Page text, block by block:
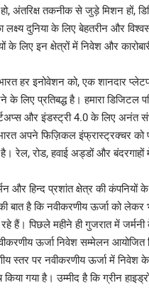
अंतरिक्ष तकनीक से जुड़े मिशन हों,
लक्ष्य दुनिया के लिए बेहतरीन और
के लिए इन क्षेत्रों में निवेश और
हर इनोवेशन को, एक शानदार
के लिए प्रतिबद्ध है। हमारा डिजिटल
और इंडस्ट्री 4.0 के लिए अनंत
अपने फिज़िकल इंफ्रास्ट्रक्चर को
रेल, रोड, हवाई अड्डों और बंदरगाहों में
और हिन्द प्रशांत क्षेत्र की कंपनियों
बात है कि नवीकरणीय ऊर्जा को लेकर
हैं। पिछले महीने ही गुजरात में
ऊर्जा निवेश सम्मेलन आयोजित
स्तर पर नवीकरणीय ऊर्जा में निवेश
किया गया है। उम्मीद है कि ग्रीन